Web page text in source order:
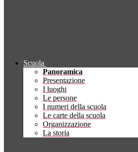
Scuola
Panoramica
Presentazione
I luoghi
Le persone
I numeri della scuola
Le carte della scuola
Organizzazione
La storia